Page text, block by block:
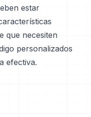
estar
que necesiten
personalizados
efectiva.